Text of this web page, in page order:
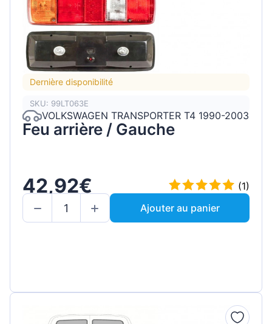
Dernière disponibilité
SKU: 99LT063E
VOLKSWAGEN TRANSPORTER T4 1990-2003
Feu arrière / Gauche
42,92€
(1)
Ajouter au panier